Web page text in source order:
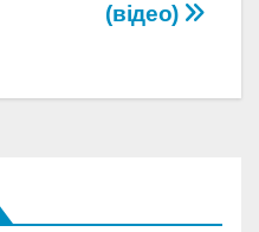
(відео)